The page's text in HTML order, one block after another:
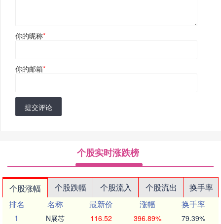
你的昵称*
你的邮箱*
提交评论
个股实时涨跌榜
个股涨幅 个股跌幅 个股流入 个股流出
换手率
排名
名称 最新价 涨幅
换手率
1
N展芯 116.52 396.89% 79.39%